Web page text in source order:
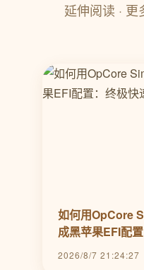
延伸阅读 ·
如何用OpCore
成黑苹果EFI配
2026/8/7 21:24:27